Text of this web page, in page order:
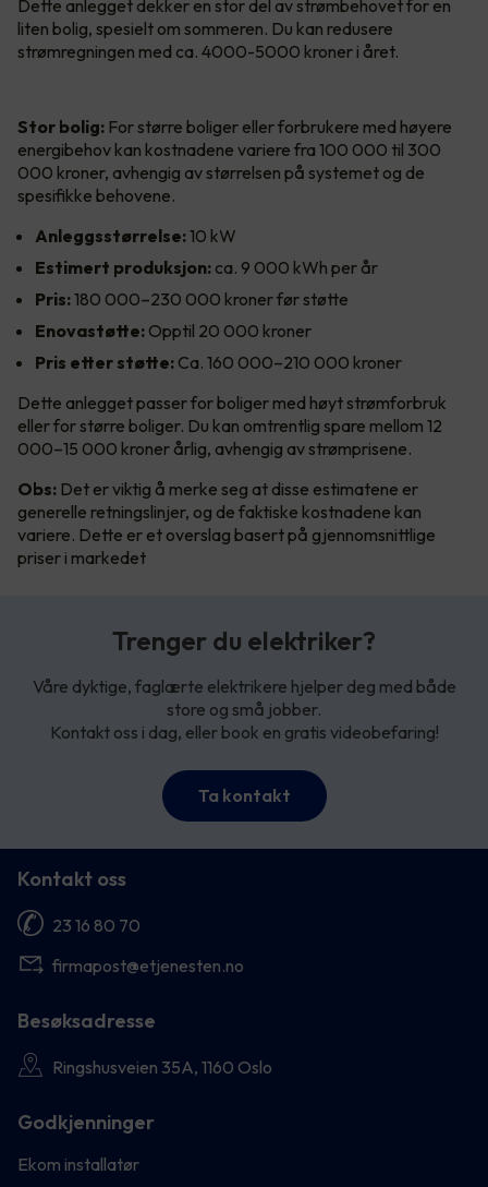
Dette anlegget dekker en stor del av strømbehovet for en
liten bolig, spesielt om sommeren. Du kan redusere
strømregningen med ca. 4000-5000 kroner i året.
Stor bolig: For større boliger eller forbrukere med høyere
energibehov kan kostnadene variere fra 100 000 til 300
000 kroner, avhengig av størrelsen på systemet og de
spesifikke behovene.
Anleggsstørrelse:10 kW
Estimert produksjon: ca. 9 000 kWh per år
Pris:180 000–230 000 kroner før støtte
Enovastøtte: Opptil 20 000 kroner
Pris etter støtte: Ca. 160 000–210 000 kroner
Dette anlegget passer for boliger med høyt strømforbruk
eller for større boliger. Du kan omtrentlig spare mellom 12
000–15 000 kroner årlig, avhengig av strømprisene.
Obs: Det er viktig å merke seg at disse estimatene er
generelle retningslinjer, og de faktiske kostnadene kan
variere. Dette er et overslag basert på gjennomsnittlige
priser i markedet
Trenger du elektriker?
Våre dyktige, faglærte elektrikere hjelper deg med både
store og små jobber.
Kontakt oss i dag, eller book en gratis videobefaring!
Ta kontakt
Kontakt oss
23 16 80 70
firmapost@etjenesten.no
Besøksadresse
Ringshusveien 35A, 1160 Oslo
Godkjenninger
Ekom installatør